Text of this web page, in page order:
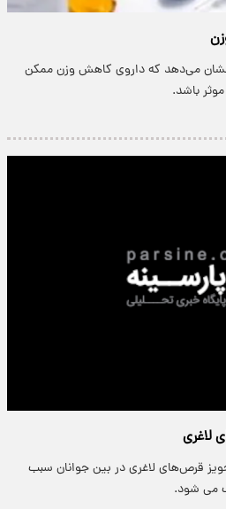
می‌دهد که داروی کاهش وزن ممکن
باشد.
لاغری
قرص‌های لاغری در بین جوانان سبب
می شود.